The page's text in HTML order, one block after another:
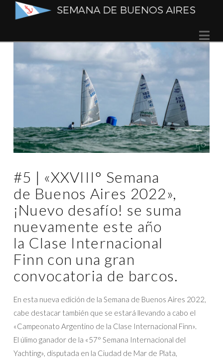
Semana
de
Buenos
Aires
#5 | «XXVIII° Semana
de Buenos Aires 2022»,
¡Nuevo desafío! se suma
nuevamente este año
la Clase Internacional
Finn con una gran
convocatoria de barcos.
En esta nueva edición de la Semana de Buenos Aires 2022,
cabe destacar también que se estará llevando a cabo el
«Campeonato Argentino de la Clase Internacional Finn».
El úlimo ganador de la «57° Semana Internacional del
Yachting», disputada en la Ciudad de Mar de Plata,